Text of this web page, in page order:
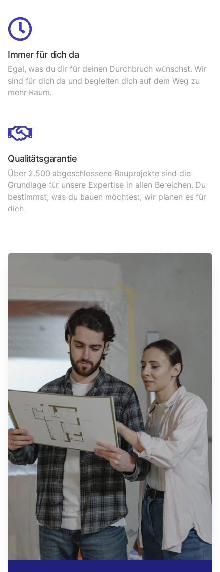
Immer für dich da
Egal, was du dir für deinen Durchbruch wünschst. Wir
sind für dich da und begleiten dich auf dem Weg zu
mehr Raum.
Qualitätsgarantie
Über 2.500 abgeschlossene Bauprojekte sind die
Grundlage für unsere Expertise in allen Bereichen. Du
bestimmst, was du bauen möchtest, wir planen es für
dich.